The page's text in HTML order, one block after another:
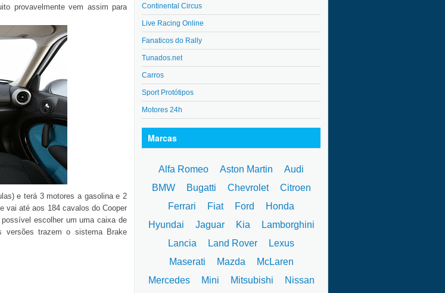
provavelmente vem assim para
e terá 3 motores a gasolina e 2
vai até aos 184 cavalos do Cooper
escolher um uma caixa de
versões trazem o sistema Brake
Continental Circus
Live Racing Online
Fanaticos do Rally
Tunados.net
Carros
Sport Protótipos
Motores 24h
Marcas
Alfa Romeo Aston Martin
Audi
BMW
Bugatti Chevrolet
Citroen
Ferrari
Fiat Ford
Honda
Hyundai
Jaguar Kia
Lamborghini
Lancia
Land Rover
Lexus
Maserati
Mazda
McLaren
Mercedes
Mini Mitsubishi
Nissan